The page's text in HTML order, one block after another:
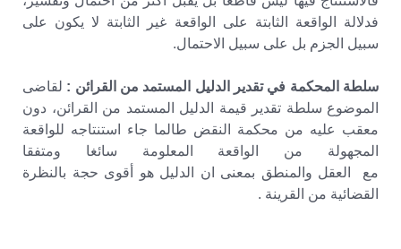
فدلالة الواقعة الثابتة على الواقعة غير الثابتة لا يكون على
سبيل الجزم بل على سبيل الاحتمال.
سلطة المحكمة في تقدير الدليل المستمد من القرائن : لقاضى
الموضوع سلطة تقدير قيمة الدليل المستمد من القرائن، دون
معقب عليه من محكمة النقض طالما جاء استنتاجه للواقعة
المجهولة من الواقعة المعلومة سائغا ومتفقا
مع العقل والمنطق بمعنى ان الدليل هو أقوى حجة بالنظرة
القضائية من القرينة .